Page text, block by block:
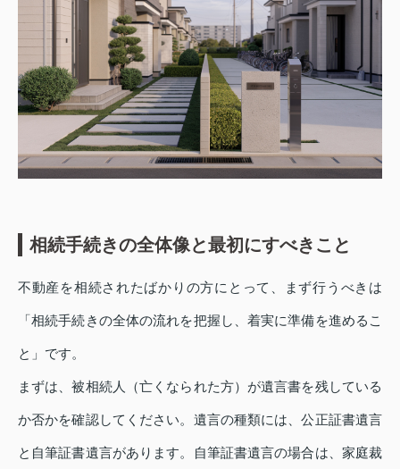
相続手続きの全体像と最初にすべきこと
不動産を相続されたばかりの方にとって、まず行うべきは
「相続手続きの全体の流れを把握し、着実に準備を進めるこ
と」です。
まずは、被相続人（亡くなられた方）が遺言書を残している
か否かを確認してください。遺言の種類には、公正証書遺言
と自筆証書遺言があります。自筆証書遺言の場合は、家庭裁